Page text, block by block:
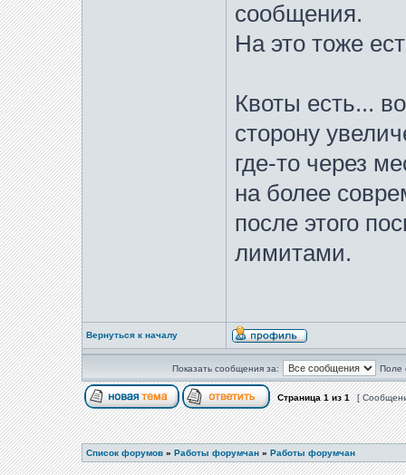
сообщения.
На это тоже
Квоты есть...
сторону
где-то через
на более
после этого
лимитами.
Вернуться к началу
Показать сообщения за: Поле
Страница1из1 [
Список форумов » Работы форумчан » Работы форумчан